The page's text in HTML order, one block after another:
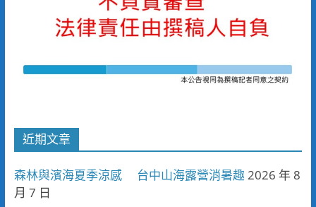
近期文章
森林與濱海夏季涼感 台中山海露營消暑趣2026 年 8
月 7 日